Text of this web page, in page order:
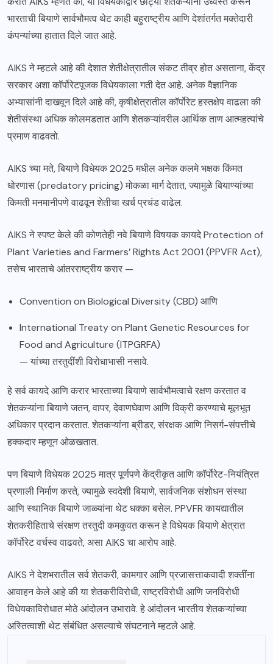
भारताची बियाणे सार्वभौमत्व थेट काही बहुराष्ट्रीय आणि देशांतर्गत मक्तेदारी
कंपन्यांच्या हातात दिले जात आहे.
AIKS ने म्हटले आहे की देशात शेतीक्षेत्रातील संकट तीव्र होत असताना, केंद्र
सरकार अशा कॉर्पोरेटपूजक विधेयकाला गती देत आहे. अनेक वैज्ञानिक
अभ्यासांनी दाखवून दिले आहे की, कृषीक्षेत्रातील कॉर्पोरेट हस्तक्षेप वाढला की
शेतीसंस्था अधिक कोलमडतात आणि शेतकऱ्यांवरील आर्थिक ताण आत्महत्यांचे
प्रमाण वाढवतो.
AIKS च्या मते, बियाणे विधेयक 2025 मधील अनेक कलमे भक्षक किंमत
धोरणास (predatory pricing) मोकळा मार्ग देतात, ज्यामुळे बियाण्यांच्या
किमती मनमानीपणे वाढवून शेतीचा खर्च प्रचंड वाढेल.
AIKS ने स्पष्ट केले की कोणतेही नवे बियाणे विषयक कायदे Protection of
Plant Varieties and Farmers’ Rights Act 2001 (PPVFR Act),
तसेच भारताचे आंतरराष्ट्रीय करार —
Convention on Biological Diversity (CBD) आणि
International Treaty on Plant Genetic Resources for
Food and Agriculture (ITPGRFA)
— यांच्या तरतुदींशी विरोधाभासी नसावे.
हे सर्व कायदे आणि करार भारताच्या बियाणे सार्वभौमत्वाचे रक्षण करतात व
शेतकऱ्यांना बियाणे जतन, वापर, देवाणघेवाण आणि विक्री करण्याचे मूलभूत
अधिकार प्रदान करतात. शेतकऱ्यांना ब्रीडर, संरक्षक आणि निसर्ग-संपत्तीचे
हक्कदार म्हणून ओळखतात.
पण बियाणे विधेयक 2025 मात्र पूर्णपणे केंद्रीकृत आणि कॉर्पोरेट-नियंत्रित
प्रणाली निर्माण करते, ज्यामुळे स्वदेशी बियाणे, सार्वजनिक संशोधन संस्था
आणि स्थानिक बियाणे जाळ्यांना थेट धक्का बसेल. PPVFR कायद्यातील
शेतकरीहिताचे संरक्षण तरतुदी कमकुवत करून हे विधेयक बियाणे क्षेत्रात
कॉर्पोरेट वर्चस्व वाढवते, असा AIKS चा आरोप आहे.
AIKS ने देशभरातील सर्व शेतकरी, कामगार आणि प्रजासत्ताकवादी शक्तींना
आवाहन केले आहे की या शेतकरीविरोधी, राष्ट्रविरोधी आणि जनविरोधी
विधेयकाविरोधात मोठे आंदोलन उभारावे. हे आंदोलन भारतीय शेतकऱ्यांच्या
अस्तित्वाशी थेट संबंधित असल्याचे संघटनाने म्हटले आहे.